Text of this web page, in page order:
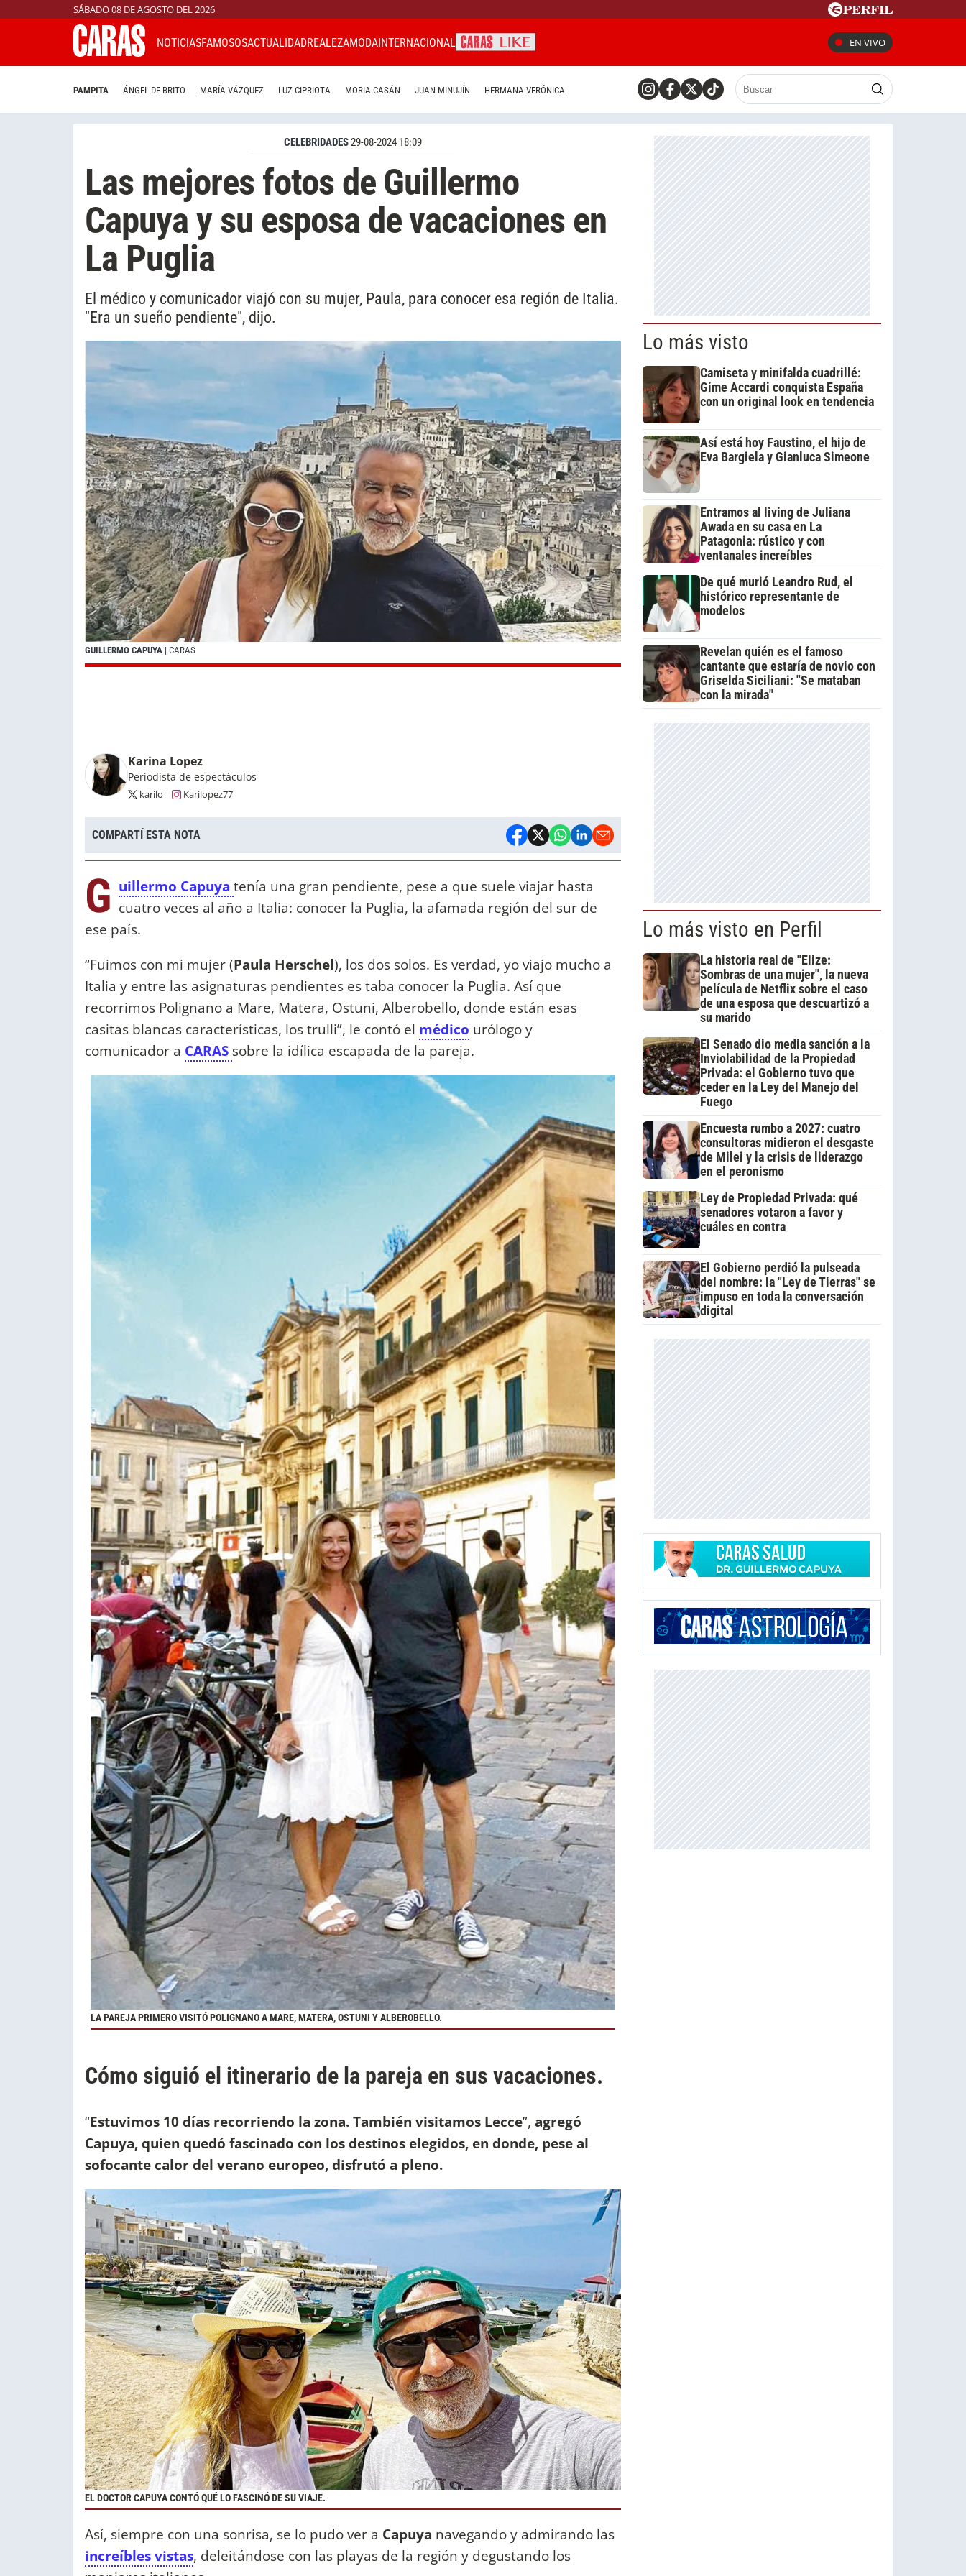
SÁBADO 08 DE AGOSTO DEL 2026
NOTICIASFAMOSOSACTUALIDADREALEZAMODAINTERNACIONAL EN VIVO
PAMPITA ÁNGEL DE BRITO MARÍA VÁZQUEZ LUZ CIPRIOTA MORIA CASÁN JUAN MINUJÍN HERMANA VERÓNICA
CELEBRIDADES29-08-2024 18:09
Las mejores fotos de Guillermo
Capuya y su esposa de vacaciones en
La Puglia
El médico y comunicador viajó con su mujer, Paula, para conocer esa región de Italia.
"Era un sueño pendiente", dijo.
GUILLERMO CAPUYA | CARAS
Karina Lopez
Periodista de espectáculos
karilo Karilopez77
COMPARTÍ ESTA NOTA
G uillermo Capuya tenía una gran pendiente, pese a que suele viajar hasta
cuatro veces al año a Italia: conocer la Puglia, la afamada región del sur de
ese país.
“Fuimos con mi mujer (Paula Herschel), los dos solos. Es verdad, yo viajo mucho a
Italia y entre las asignaturas pendientes es taba conocer la Puglia. Así que
recorrimos Polignano a Mare, Matera, Ostuni, Alberobello, donde están esas
casitas blancas características, los trulli”, le contó el médico urólogo y
comunicador a CARAS sobre la idílica escapada de la pareja.
LA PAREJA PRIMERO VISITÓ POLIGNANO A MARE, MATERA, OSTUNI Y ALBEROBELLO.
Cómo siguió el itinerario de la pareja en sus vacaciones.
“Estuvimos 10 días recorriendo la zona. También visitamos Lecce”, agregó
Capuya, quien quedó fascinado con los destinos elegidos, en donde, pese al
sofocante calor del verano europeo, disfrutó a pleno.
EL DOCTOR CAPUYA CONTÓ QUÉ LO FASCINÓ DE SU VIAJE.
Así, siempre con una sonrisa, se lo pudo ver a Capuya navegando y admirando las
increíbles vistas, deleitándose con las playas de la región y degustando los
Lo más visto
Camiseta y minifalda cuadrillé:
Gime Accardi conquista España
con un original look en tendencia
Así está hoy Faustino, el hijo de
Eva Bargiela y Gianluca Simeone
Entramos al living de Juliana
Awada en su casa en La
Patagonia: rústico y con
ventanales increíbles
De qué murió Leandro Rud, el
histórico representante de
modelos
Revelan quién es el famoso
cantante que estaría de novio con
Griselda Siciliani: "Se mataban
con la mirada"
Lo más visto en Perfil
La historia real de "Elize:
Sombras de una mujer", la nueva
película de Netflix sobre el caso
de una esposa que descuartizó a
su marido
El Senado dio media sanción a la
Inviolabilidad de la Propiedad
Privada: el Gobierno tuvo que
ceder en la Ley del Manejo del
Fuego
Encuesta rumbo a 2027: cuatro
consultoras midieron el desgaste
de Milei y la crisis de liderazgo
en el peronismo
Ley de Propiedad Privada: qué
senadores votaron a favor y
cuáles en contra
El Gobierno perdió la pulseada
del nombre: la "Ley de Tierras" se
impuso en toda la conversación
digital